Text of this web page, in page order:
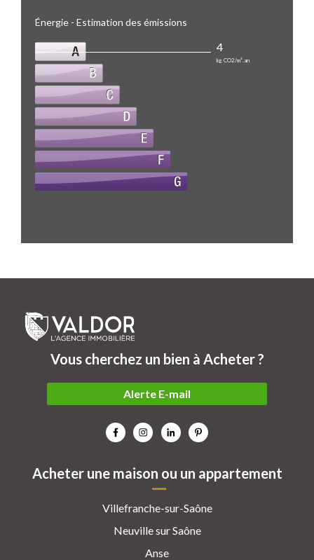
Énergie - Estimation des émissions
4
kg CO2/m².an
Acheter une maison ou un appartement
Villefranche-sur-Saône
Neuville sur Saône
Anse
Vous cherchez un bien à Acheter ?
Alerte E-mail